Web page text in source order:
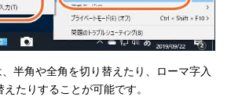
半角や全角を切り替えたり、ローマ字入
たりすることが可能です。